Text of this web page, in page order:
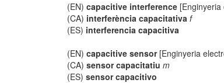
(EN)capacitive interference
(CA) interferència capacitativa f
(ES) interferencia capacitiva
(EN)capacitive sensor[Enginyeria
(CA)sensor capacitatiu m
(ES)sensor capacitivo